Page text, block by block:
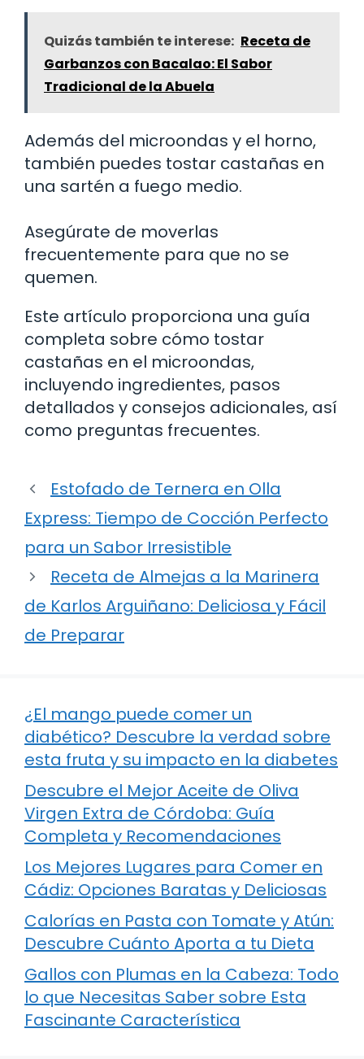
Quizás también te interese: Receta de
Garbanzos con Bacalao: El Sabor
Tradicional de la Abuela
Además del microondas y el horno,
también puedes tostar castañas en
una sartén a fuego medio.
Asegúrate de moverlas
frecuentemente para que no se
quemen.
Este artículo proporciona una guía
completa sobre cómo tostar
castañas en el microondas,
incluyendo ingredientes, pasos
detallados y consejos adicionales, así
como preguntas frecuentes.
Estofado de Ternera en Olla
Express: Tiempo de Cocción Perfecto
para un Sabor Irresistible
Receta de Almejas a la Marinera
de Karlos Arguiñano: Deliciosa y Fácil
de Preparar
¿El mango puede comer un
diabético? Descubre la verdad sobre
esta fruta y su impacto en la diabetes
Descubre el Mejor Aceite de Oliva
Virgen Extra de Córdoba: Guía
Completa y Recomendaciones
Los Mejores Lugares para Comer en
Cádiz: Opciones Baratas y Deliciosas
Calorías en Pasta con Tomate y Atún:
Descubre Cuánto Aporta a tu Dieta
Gallos con Plumas en la Cabeza: Todo
lo que Necesitas Saber sobre Esta
Fascinante Característica